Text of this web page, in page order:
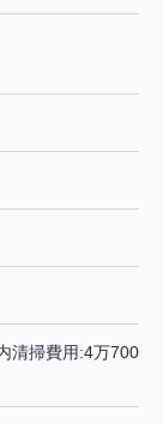
清掃費用:4万700